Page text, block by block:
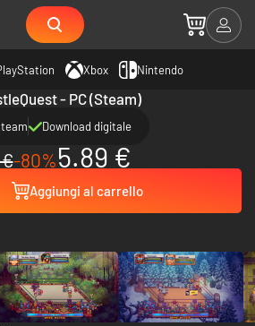
Xbox Nintendo
- PC (Steam)
Download digitale
-80%5.89 €
Aggiungi al carrello